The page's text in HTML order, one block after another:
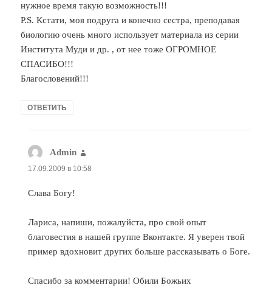
нужное время такую возможность!!!
P.S. Кстати, моя подруга и конечно сестра, преподавая
биологию очень много использует материала из серии
Института Муди и др. , от нее тоже ОГРОМНОЕ
СПАСИБО!!!
Благословений!!!
ОТВЕТИТЬ
Admin
17.09.2009 в 10:58
Слава Богу!
Лариса, напиши, пожалуйста, про свой опыт
благовестия в нашей группе Вконтакте. Я уверен твой
пример вдохновит других больше рассказывать о Боге.
Спасибо за комментарии! Обили Божьих